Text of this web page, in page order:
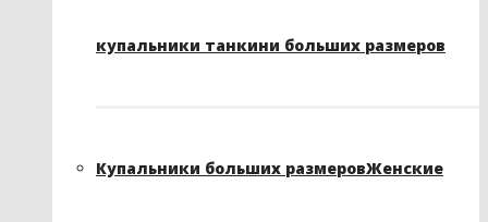
купальники танкини больших размеров
Купальники больших размеровЖенские